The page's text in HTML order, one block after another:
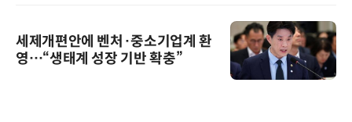
세제개편안에 벤처·중소기업계 환
영…“생태계 성장 기반 확충”